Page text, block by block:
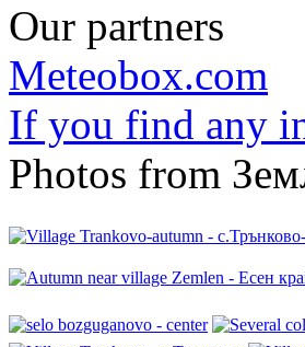
Our partners
Meteobox.com
If you find any
Photos from